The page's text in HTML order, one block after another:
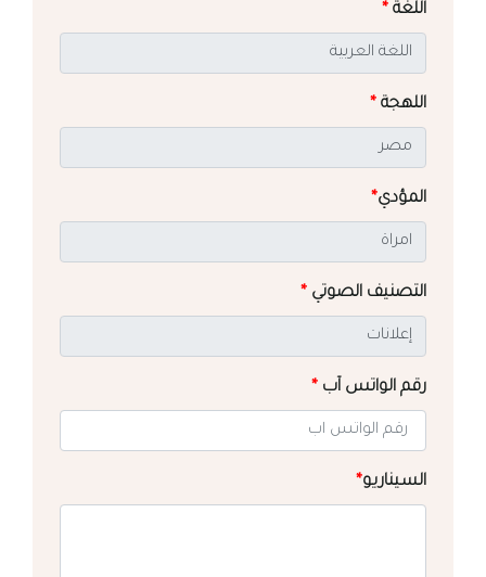
اللغة *
اللهجة *
المؤدي*
التصنيف الصوتي *
رقم الواتس آب *
السيناريو*